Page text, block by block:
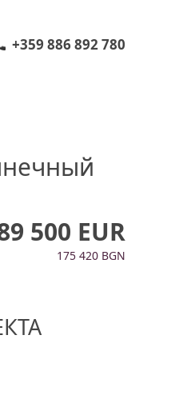
+359 886 892 780
500 EUR
175 420 BGN